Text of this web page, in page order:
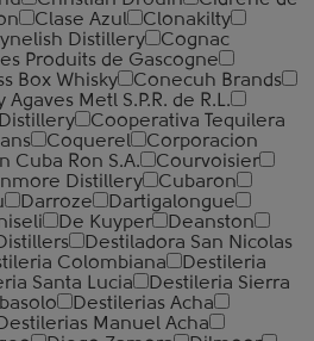
Clase Azul
Clonakilty
Distillery
Cognac
Produits de Gascogne
Box Whisky
Conecuh Brands
Metl S.P.R. de R.L.
Cooperativa Tequilera
Coquerel
Corporacion
Cuba Ron S.A.
Courvoisier
Distillery
Cubaron
Darroze
Dartigalongue
De Kuyper
Deanston
Destiladora San Nicolas
Colombiana
Destileria
Santa Lucia
Destileria Sierra
Destilerias Acha
Destilerias Manuel Acha